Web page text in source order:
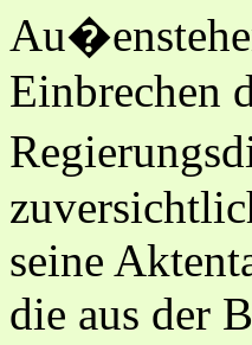
Einbrechen
seine
die aus der